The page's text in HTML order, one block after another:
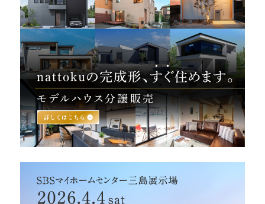
営業時間／10:00～20:00 定休日／年末年始
タップで電話をかける
来店・見学予約
OWNER’S SITE オーナーズサイト